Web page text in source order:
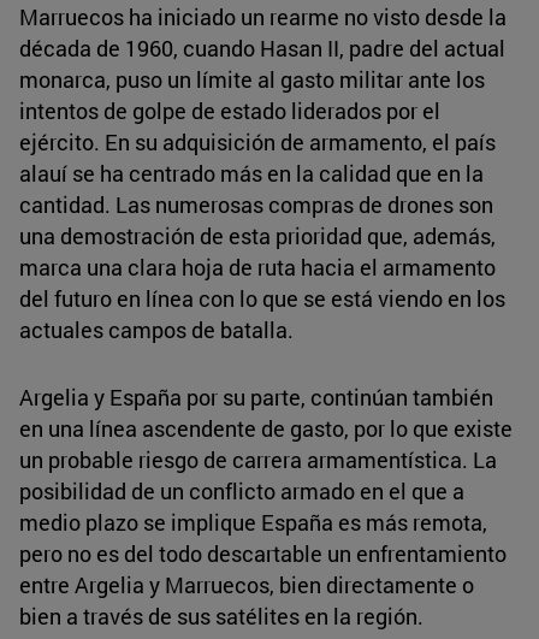
Marruecos ha iniciado un rearme no visto desde la
década de 1960, cuando Hasan II, padre del actual
monarca, puso un límite al gasto militar ante los
intentos de golpe de estado liderados por el
ejército. En su adquisición de armamento, el país
alauí se ha centrado más en la calidad que en la
cantidad. Las numerosas compras de drones son
una demostración de esta prioridad que, además,
marca una clara hoja de ruta hacia el armamento
del futuro en línea con lo que se está viendo en los
actuales campos de batalla.
Argelia y España por su parte, continúan también
en una línea ascendente de gasto, por lo que existe
un probable riesgo de carrera armamentística. La
posibilidad de un conflicto armado en el que a
medio plazo se implique España es más remota,
pero no es del todo descartable un enfrentamiento
entre Argelia y Marruecos, bien directamente o
bien a través de sus satélites en la región.